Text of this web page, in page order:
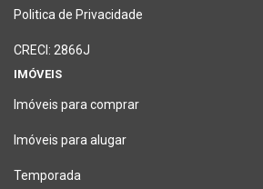
Politica de Privacidade
CRECI: 2866J
IMÓVEIS
Imóveis para comprar
Imóveis para alugar
Temporada